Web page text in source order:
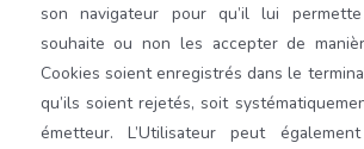
son navigateur pour qu’il lui
souhaite ou non les accepter de
Cookies soient enregistrés dans le
qu’ils soient rejetés, soit
émetteur. L’Utilisateur peut